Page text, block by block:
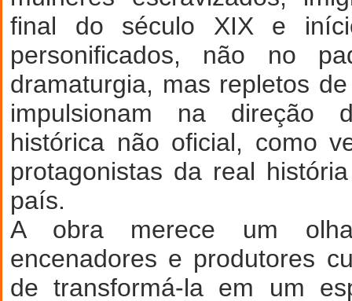
final do século XIX e
personificados, não no
dramaturgia, mas repletos
impulsionam na direção
histórica não oficial, como
protagonistas da real
país.
A obra merece um
encenadores e produtores
de transformá-la em um